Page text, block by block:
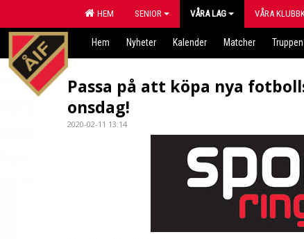
HEM SENIOR VÅRA LAG VÅRA
Hem Nyheter Kalender Matcher Truppen
Passa på att köpa nya
onsdag!
2020-02-11 13:14